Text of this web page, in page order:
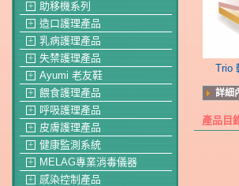
＋ 助移機系列
＋ 造口護理產品
＋ 乳病護理產品
＋ 失禁護理產品
＋ Ayumi 老友鞋
＋ 餵食護理產品
＋ 呼吸護理產品
＋ 皮膚護理產品
＋ 健康監測系統
＋ MELAG專業消毒儀器
＋ 感染控制產品
Trio
詳細
產品目